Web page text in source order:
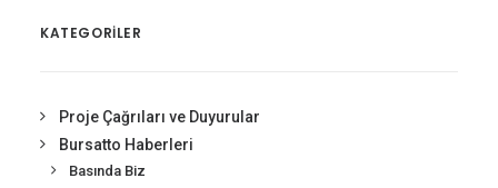
KATEGORİLER
Proje Çağrıları ve Duyurular
Bursatto Haberleri
Basında Biz